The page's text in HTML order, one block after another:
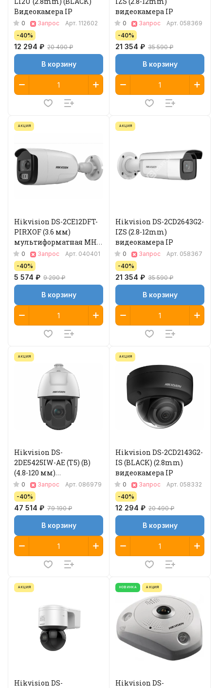
Видеокамера IP
0 Запрос Арт. 112602
-40%
12 294 ₽ 20 490 ₽
В корзину
видеокамера IP
0 Запрос Арт. 058369
-40%
21 354 ₽ 35 590 ₽
В корзину
АКЦИЯ
Hikvision DS-2CE12DFT-
PIRXOF (3.6 мм)
мультиформатная MHD
видеокамера
0 Запрос Арт. 040401
-40%
5 574 ₽ 9 290 ₽
В корзину
АКЦИЯ
Hikvision DS-2CD2643G2-
IZS (2.8-12mm)
видеокамера IP
0 Запрос Арт. 058367
-40%
21 354 ₽ 35 590 ₽
В корзину
АКЦИЯ
Hikvision DS-
2DE5425IW-AE (T5) (B)
(4.8-120 мм)
Видеокамера IP
0 Запрос Арт. 086979
-40%
47 514 ₽ 79 190 ₽
В корзину
АКЦИЯ
Hikvision DS-2CD2143G2-
IS (BLACK) (2.8mm)
видеокамера IP
0 Запрос Арт. 058332
-40%
12 294 ₽ 20 490 ₽
В корзину
АКЦИЯ
Hikvision DS-
НОВИНКА АКЦИЯ
Hikvision DS-